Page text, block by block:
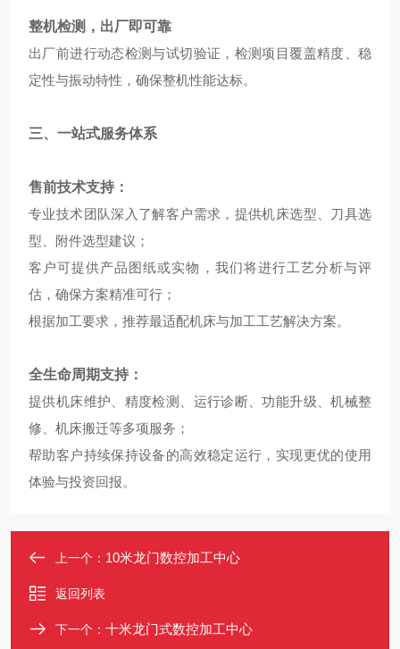
整机检测，出厂即可靠
出厂前进行动态检测与试切验证，检测项目覆盖精度、稳
定性与振动特性，确保整机性能达标。
三、一站式服务体系
售前技术支持：
专业技术团队深入了解客户需求，提供机床选型、刀具选
型、附件选型建议；
客户可提供产品图纸或实物，我们将进行工艺分析与评
估，确保方案精准可行；
根据加工要求，推荐最适配机床与加工工艺解决方案。
全生命周期支持：
提供机床维护、精度检测、运行诊断、功能升级、机械整
修、机床搬迁等多项服务；
帮助客户持续保持设备的高效稳定运行，实现更优的使用
体验与投资回报。
上一个： 10米龙门数控加工中心
返回列表
下一个： 十米龙门式数控加工中心